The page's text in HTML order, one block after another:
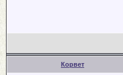
Корвет